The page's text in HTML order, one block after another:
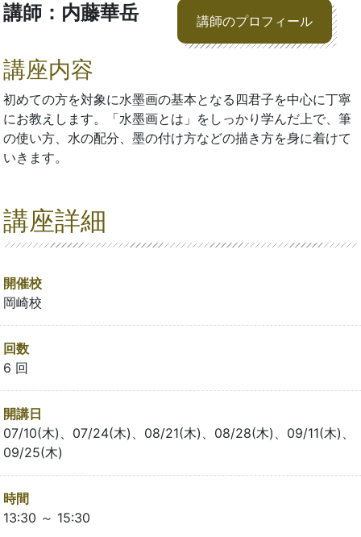
講師：内藤華岳 講師のプロフィール
講座内容
初めての方を対象に水墨画の基本となる四君子を中心に丁寧
にお教えします。「水墨画とは」をしっかり学んだ上で、筆
の使い方、水の配分、墨の付け方などの描き方を身に着けて
いきます。
講座詳細
開催校
岡崎校
回数
6 回
開講日
07/10(木)、07/24(木)、08/21(木)、08/28(木)、09/11(木)、
09/25(木)
時間
13:30 ～ 15:30